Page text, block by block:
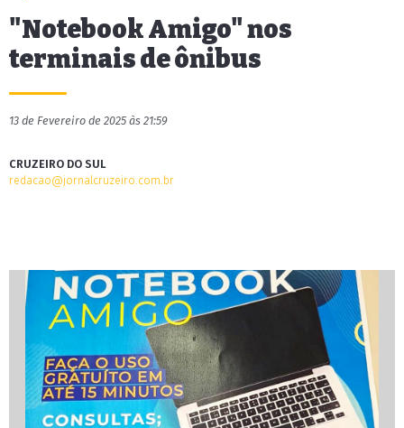
"Notebook Amigo" nos
terminais de ônibus
13 de Fevereiro de 2025 às 21:59
CRUZEIRO DO SUL
redacao@jornalcruzeiro.com.br